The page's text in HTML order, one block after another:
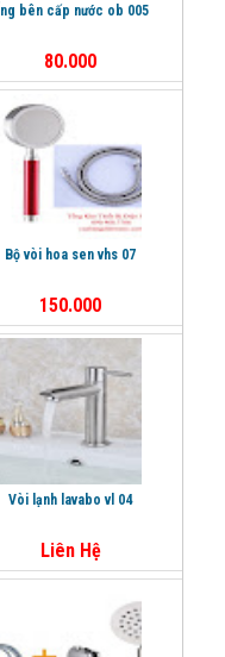
ống bên cấp nước ob 005
80.000
bộ vòi hoa sen vhs 07
150.000
vòi lạnh lavabo vl 04
Liên Hệ